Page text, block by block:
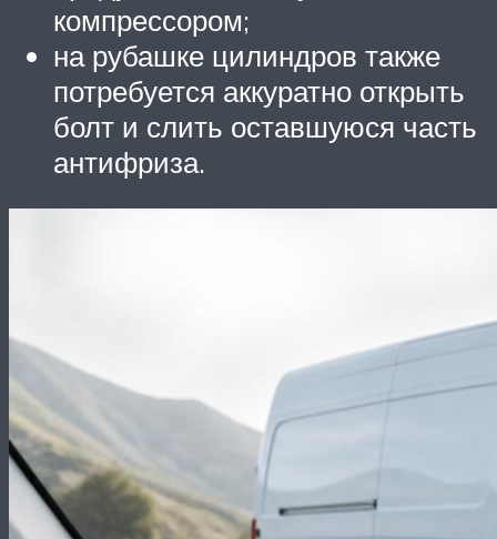
компрессором;
на рубашке цилиндров также
потребуется аккуратно открыть
болт и слить оставшуюся часть
антифриза.